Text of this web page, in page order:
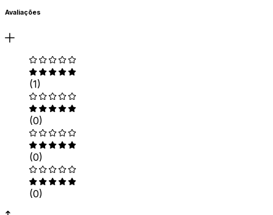
Avaliações
(1)
(0)
(0)
(0)